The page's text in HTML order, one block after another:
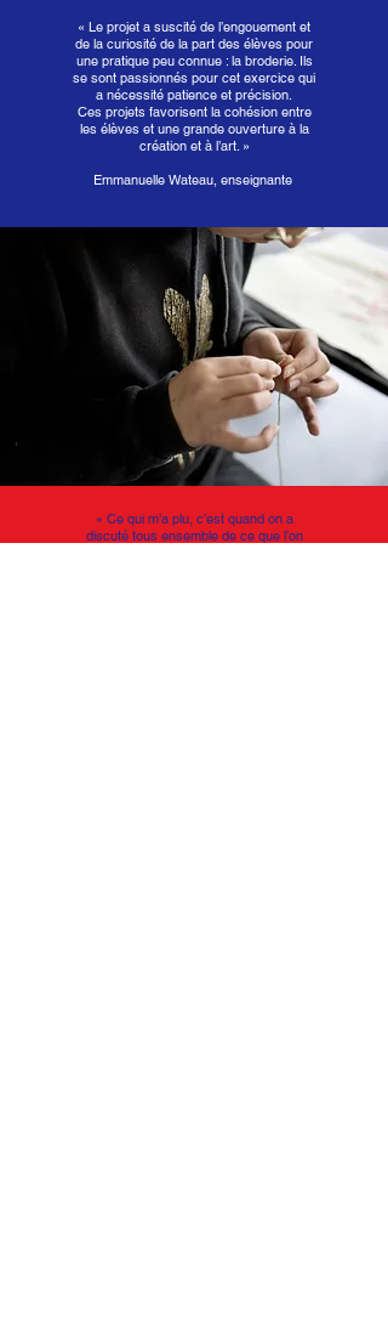
« Le projet a suscité de l’engouement et
de la curiosité de la part des élèves pour
une pratique peu connue : la broderie. Ils
se sont passionnés pour cet exercice qui
a nécessité patience et précision.
Ces projets favorisent la cohésion entre
les élèves et une grande ouverture à la
création et à l’art. »
Emmanuelle Wateau, enseignante
« Ce qui m’a plu, c’est quand on a
discuté tous ensemble de ce que l’on